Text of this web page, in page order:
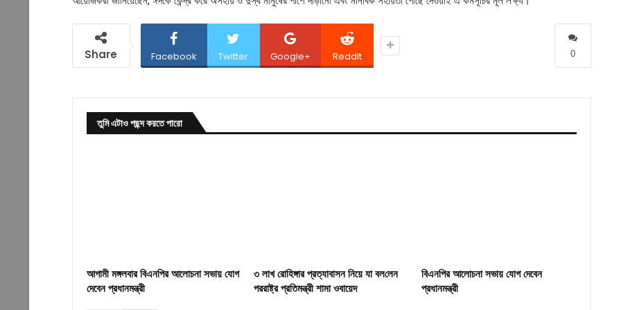
0
Share Facebook Twitter Google+ ReddIt
তুমি এটাও পছন্দ করতে পারো
আগামী মঙ্গলবার বিএনপির আলোচনা সভায় যোগ
দেবেন প্রধানমন্ত্রী
৩ লাখ রো‌হিঙ্গার প্রত্যাবাসন নিয়ে যা বল‌লেন
পররাষ্ট্র প্রতিমন্ত্রী শামা ওবায়েদ
বিএনপির আলোচনা সভায় যোগ দেবেন
প্রধানমন্ত্রী